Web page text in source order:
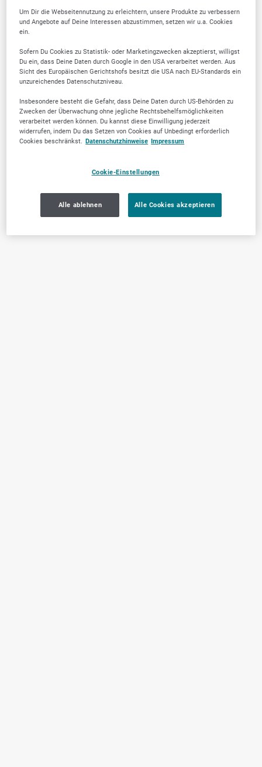
Um Dir die Webseitennutzung zu erleichtern, unsere Produkte zu verbessern
und Angebote auf Deine Interessen abzustimmen, setzen wir u.a. Cookies
ein.
Sofern Du Cookies zu Statistik- oder Marketingzwecken akzeptierst, willigst
Du ein, dass Deine Daten durch Google in den USA verarbeitet werden. Aus
Sicht des Europäischen Gerichtshofs besitzt die USA nach EU-Standards ein
unzureichendes Datenschutzniveau.
Insbesondere besteht die Gefahr, dass Deine Daten durch US-Behörden zu
Zwecken der Überwachung ohne jegliche Rechtsbehelfsmöglichkeiten
verarbeitet werden können. Du kannst diese Einwilligung jederzeit
widerrufen, indem Du das Setzen von Cookies auf Unbedingt erforderlich
Cookies beschränkst. Datenschutzhinweise Impressum
Cookie-Einstellungen
Alle ablehnen Alle Cookies akzeptieren